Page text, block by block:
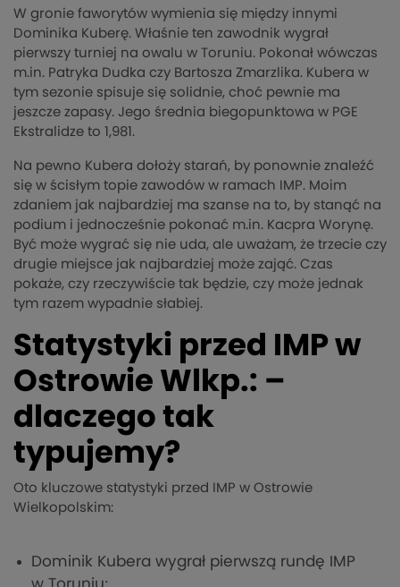
W gronie faworytów wymienia się między innymi
Dominika Kuberę. Właśnie ten zawodnik wygrał
pierwszy turniej na owalu w Toruniu. Pokonał wówczas
m.in. Patryka Dudka czy Bartosza Zmarzlika. Kubera w
tym sezonie spisuje się solidnie, choć pewnie ma
jeszcze zapasy. Jego średnia biegopunktowa w PGE
Ekstralidze to 1,981.
Na pewno Kubera dołoży starań, by ponownie znaleźć
się w ścisłym topie zawodów w ramach IMP. Moim
zdaniem jak najbardziej ma szanse na to, by stanąć na
podium i jednocześnie pokonać m.in. Kacpra Worynę.
Być może wygrać się nie uda, ale uważam, że trzecie czy
drugie miejsce jak najbardziej może zająć. Czas
pokaże, czy rzeczywiście tak będzie, czy może jednak
tym razem wypadnie słabiej.
Statystyki przed IMP w
Ostrowie Wlkp.: –
dlaczego tak
typujemy?
Oto kluczowe statystyki przed IMP w Ostrowie
Wielkopolskim:
Dominik Kubera wygrał pierwszą rundę IMP